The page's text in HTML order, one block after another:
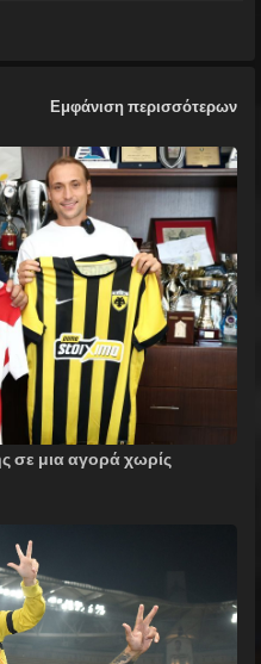
pΕμφάνιση περισσότερων
σε μια αγορά χωρίς